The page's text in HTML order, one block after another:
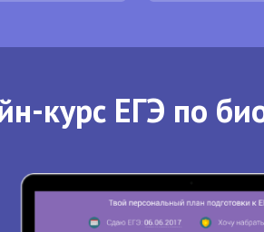
курс ЕГЭ по